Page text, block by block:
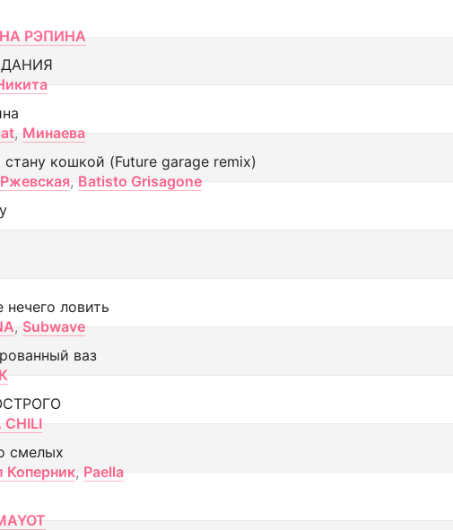
РЭПИНА
, Минаева
стану кошкой (Future garage remix)
, Batisto Grisagone
нечего ловить
, Subwave
ваз
CHILI
смелых
Коперник, Paella